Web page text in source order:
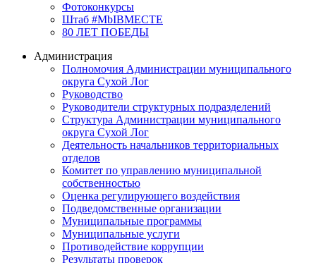
Фотоконкурсы
Штаб #MbIBMECTE
80 ЛЕТ ПОБЕДЫ
Администрация
Полномочия Администрации муниципального
округа Сухой Лог
Руководство
Руководители структурных подразделений
Структура Администрации муниципального
округа Сухой Лог
Деятельность начальников территориальных
отделов
Комитет по управлению муниципальной
собственностью
Оценка регулирующего воздействия
Подведомственные организации
Муниципальные программы
Муниципальные услуги
Противодействие коррупции
Результаты проверок